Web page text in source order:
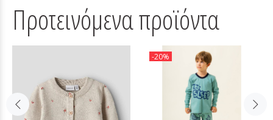
Προτεινόμενα προϊόντα
-20%